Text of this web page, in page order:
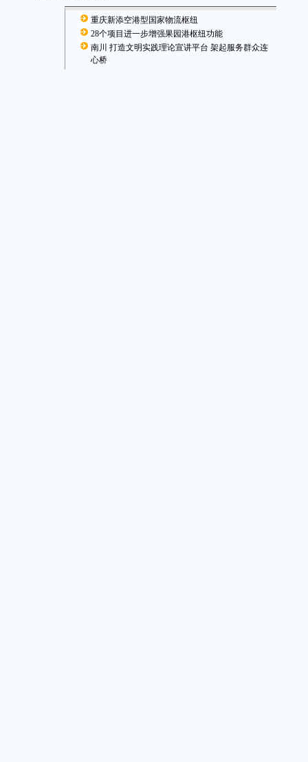
重庆新添空港型国家物流枢纽
28个项目进一步增强果园港枢纽功能
南川 打造文明实践理论宣讲平台 架起服务群众连
心桥